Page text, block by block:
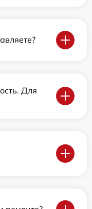
Для